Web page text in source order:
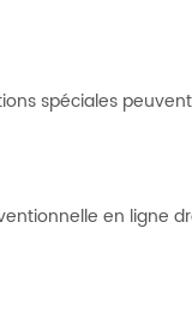
spéciales
en ligne